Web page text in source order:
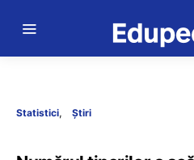
Statistici Știri